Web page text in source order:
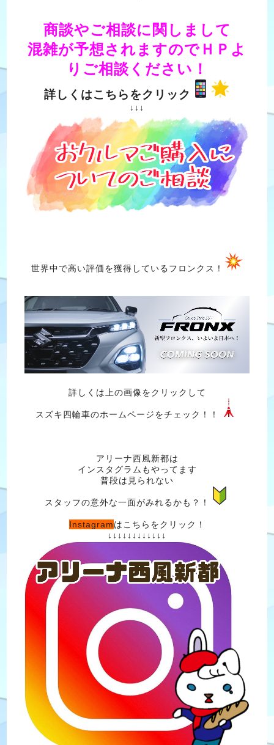
商談やご相談に関しまして
混雑が予想されますのでＨＰよ
りご相談ください！
詳しくはこちらをクリック
↓↓↓
世界中で高い評価を獲得しているフロンクス！
詳しくは上の画像をクリックして
スズキ四輪車のホームページをチェック！！
アリーナ西風新都は
インスタグラムもやってます
普段は見られない
スタッフの意外な一面がみれるかも？！
Instagramはこちらをクリック！
↓↓↓↓↓↓↓↓↓↓↓↓